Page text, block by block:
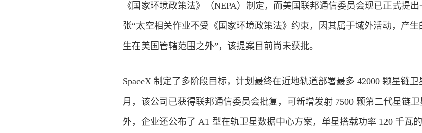
《国家环境政策法》（NEPA）制定，而美国联邦通信委员会现已正式提
张“太空相关作业不受《国家环境政策法》约束，因其属于域外活动，产生
生在美国管辖范围之外”，该提案目前尚未获批。
SpaceX 制定了多阶段目标，计划最终在近地轨道部署最多 42000 颗星链卫
月，该公司已获得联邦通信委员会批复，可新增发射 7500 颗第二代星链
外，企业还公布了 A1 型在轨卫星数据中心方案，单星搭载功率 120 千瓦